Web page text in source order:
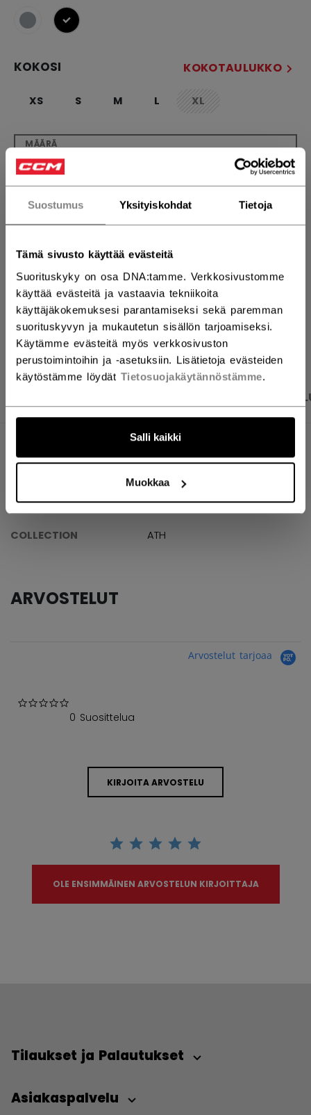
Suostumus Yksityiskohdat Tietoja
Tämä sivusto käyttää evästeitä
Suorituskyky on osa DNA:tamme. Verkkosivustomme
käyttää evästeitä ja vastaavia tekniikoita
käyttäjäkokemuksesi parantamiseksi sekä paremman
suorituskyvyn ja mukautetun sisällön tarjoamiseksi.
Käytämme evästeitä myös verkkosivuston
perustoimintoihin ja -asetuksiin. Lisätietoja evästeiden
käytöstämme löydät Tietosuojakäytännöstämme.
Salli kaikki
Muokkaa
selected
KOKOSI KOKOTAULUKKO
XS S M L XLnot.available
MÄÄRÄ
LISÄÄ OSTOSKORIIN
Toimitusehdot Ilmainen palautus
AVAA
TEKNISET TIEDOT
PFP51A-YT
AGE GROUP
Youth
COLLECTION
ATH
ARVOSTELUT
Arvostelut tarjoaa
0 Suosittelua
KIRJOITA ARVOSTELU
OLE ENSIMMÄINEN ARVOSTELUN KIRJOITTAJA
Tilaukset ja Palautukset
Asiakaspalvelu